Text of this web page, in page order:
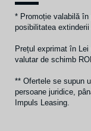
* Promoție valabilă
posibilitatea
Prețul exprimat în
valutar de schimb
** Ofertele se supun
persoane juridice,
Impuls Leasing.